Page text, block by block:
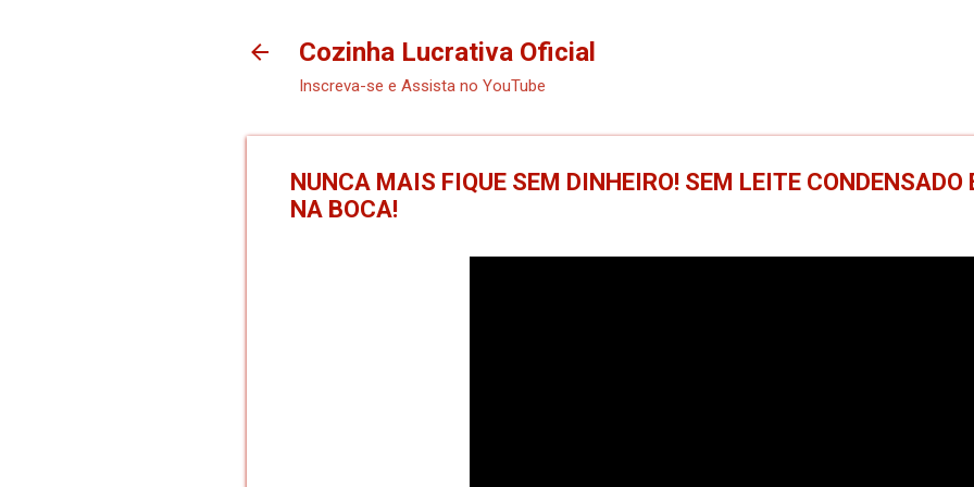
Cozinha Lucrativa Oficial
Inscreva-se e Assista no YouTube
NUNCA MAIS FIQUE SEM DINHEIRO! SEM LEITE CONDENSADO
NA BOCA!